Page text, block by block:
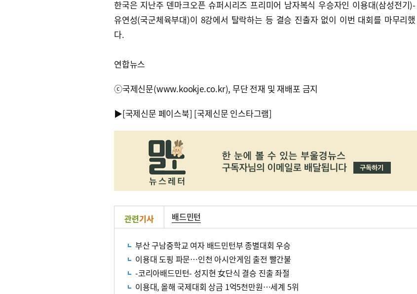
한국은 지난주 덴마크오픈 슈퍼시리즈 프리미어 남자복식 우승자인 이용대(삼성전기)-
유연성(국군체육부대)이 8강에서 탈락하는 등 결승 진출자 없이 이번 대회를 마무리했
다.
연합뉴스
ⓒ국제신문(www.kookje.co.kr), 무단 전재 및 재배포 금지
▶[국제신문 페이스북] [국제신문 인스타그램]
관련기사 배드민턴
부산 구남중학교 여자 배드민턴부 종별대회 우승
이용대 도핑 파문…인천 아시안게임 출전 빨간불
-코리아배드민턴- 성지현 女단식 결승 진출 좌절
이용대, 올해 국제대회 상금 1억5천만원…세계 5위